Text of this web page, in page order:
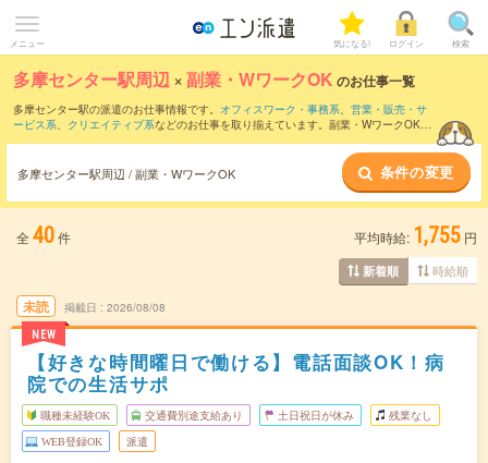
メニュー 気になる! ログイン 検索
多摩センター駅周辺 ×副業・WワークOK のお仕事一覧
多摩センター駅の派遣のお仕事情報です。 オフィスワーク・事務系、 営業・販売・サ
ービス系、 クリエイティブ系などのお仕事を取り揃えています。副業・WワークOKの
多摩センター駅周辺 / 副業・WワークOK 条件の変更
全 40件 平均時給: 1,755 円
新着順 時給順
未読
NEW
掲載日 2026/08/08
【好きな時間曜日で働ける】電話面談OK！病
院での生活サポ
職種未経験OK 交通費別途支給あり 土日祝日が休み 残業なし
WEB登録OK 派遣